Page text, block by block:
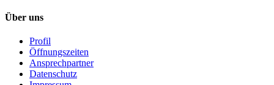
Über uns
Profil
Öffnungszeiten
Ansprechpartner
Datenschutz